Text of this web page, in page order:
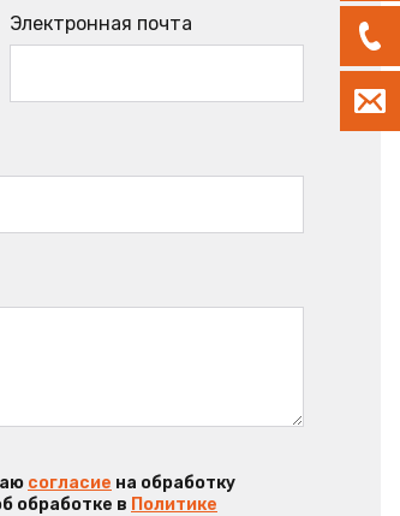
Электронная почта
согласие на обработку
обработке в Политике